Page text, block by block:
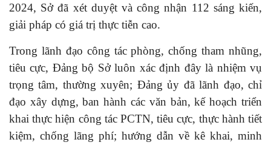
2024, Sở đã xét duyệt và công nhận 112 sáng kiến,
giải pháp có giá trị thực tiễn cao.
Trong lãnh đạo công tác phòng, chống tham nhũng,
tiêu cực, Đảng bộ Sở luôn xác định đây là nhiệm vụ
trọng tâm, thường xuyên; Đảng ủy đã lãnh đạo, chỉ
đạo xây dựng, ban hành các văn bản, kế hoạch triển
khai thực hiện công tác PCTN, tiêu cực, thực hành tiết
kiệm, chống lãng phí; hướng dẫn về kê khai, minh